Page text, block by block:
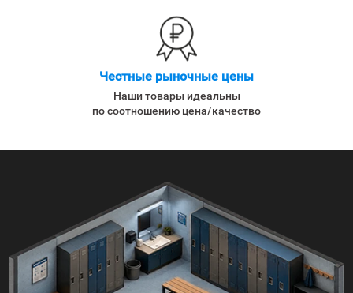
Честные рыночные цены
Наши товары идеальны
по соотношению цена/качество